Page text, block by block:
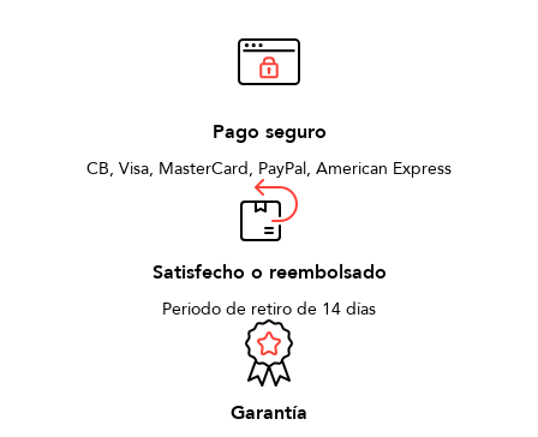
Pago seguro
CB, Visa, MasterCard, PayPal, American Express
Satisfecho o reembolsado
Periodo de retiro de 14 días
Garantía